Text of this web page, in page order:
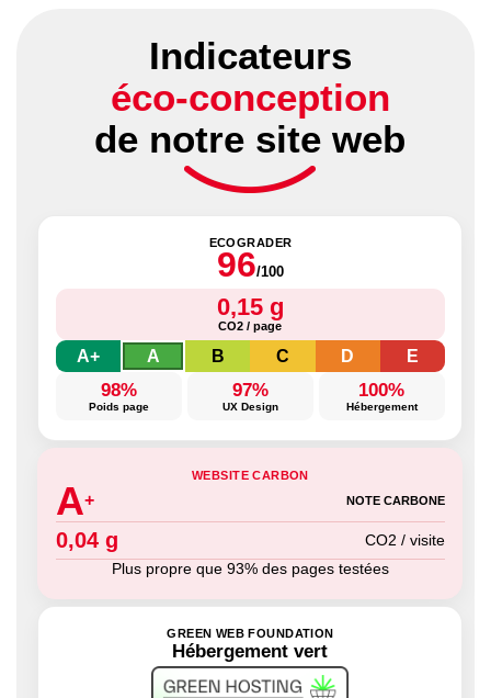
Indicateurs
éco-conception
de notre site web
ECOGRADER
96/100
0,15 g
CO2 / page
A+ A B C D E
98%
Poids page
97%
UX Design
100%
Hébergement
WEBSITE CARBON
A+ NOTE CARBONE
0,04 g
CO2 / visite
Plus propre que 93% des pages testées
GREEN WEB FOUNDATION
Hébergement vert